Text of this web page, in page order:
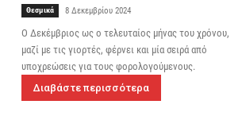
Θεσμικά 8 Δεκεμβρίου 2024
Ο Δεκέμβριος ως ο τελευταίος μήνας του χρόνου,
μαζί με τις γιορτές, φέρνει και μία σειρά από
υποχρεώσεις για τους φορολογούμενους.
Διαβάστε περισσότερα